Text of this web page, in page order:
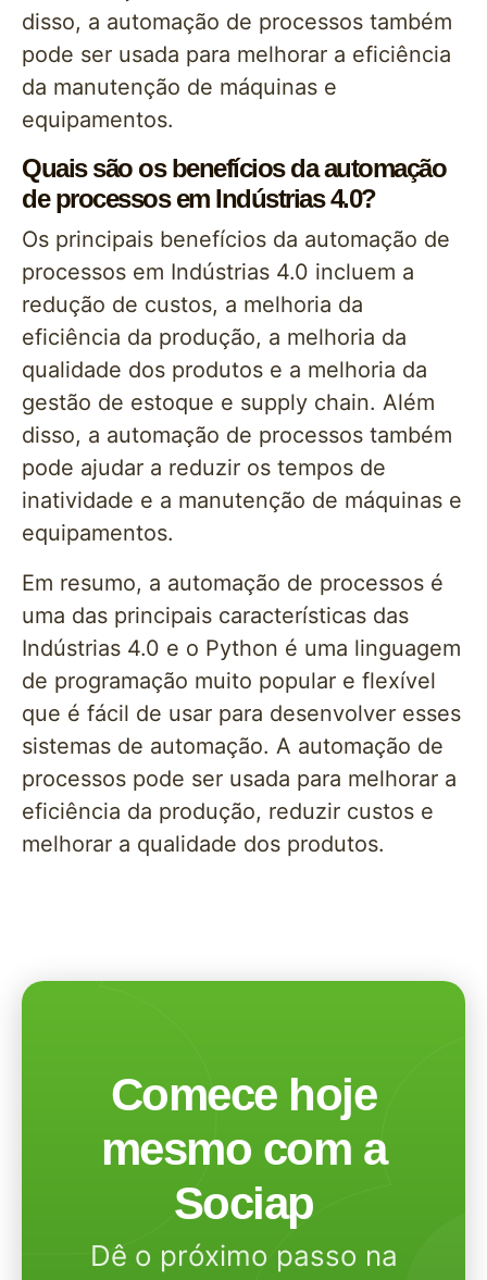
disso, a automação de processos também
pode ser usada para melhorar a eficiência
da manutenção de máquinas e
equipamentos.
Quais são os benefícios da automação
de processos em Indústrias 4.0?
Os principais benefícios da automação de
processos em Indústrias 4.0 incluem a
redução de custos, a melhoria da
eficiência da produção, a melhoria da
qualidade dos produtos e a melhoria da
gestão de estoque e supply chain. Além
disso, a automação de processos também
pode ajudar a reduzir os tempos de
inatividade e a manutenção de máquinas e
equipamentos.
Em resumo, a automação de processos é
uma das principais características das
Indústrias 4.0 e o Python é uma linguagem
de programação muito popular e flexível
que é fácil de usar para desenvolver esses
sistemas de automação. A automação de
processos pode ser usada para melhorar a
eficiência da produção, reduzir custos e
melhorar a qualidade dos produtos.
Comece hoje
mesmo com a
Sociap
Dê o próximo passo na